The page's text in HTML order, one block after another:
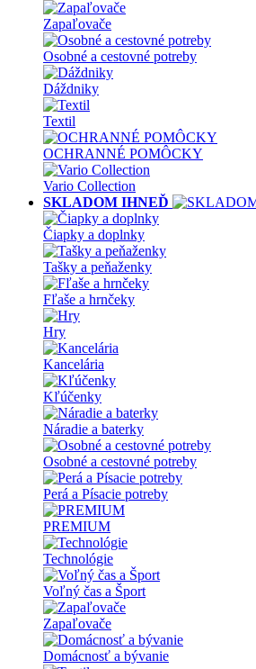
Zapaľovače
Osobné a cestovné potreby
Dáždniky
Textil
OCHRANNÉ POMÔCKY
Vario Collection
SKLADOM IHNEĎ
Čiapky a doplnky
Tašky a peňaženky
Fľaše a hrnčeky
Hry
Kancelária
Kľúčenky
Náradie a baterky
Osobné a cestovné potreby
Perá a Písacie potreby
PREMIUM
Technológie
Voľný čas a Šport
Zapaľovače
Domácnosť a bývanie